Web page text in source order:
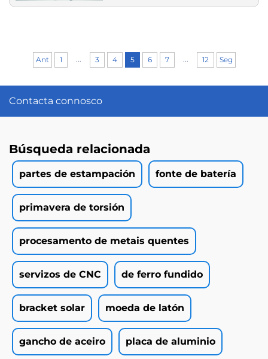
Ant 1 ... 3 4 5 6 7 ... 12 Seg
Contacta connosco
Búsqueda relacionada
partes de estampación fonte de batería
primavera de torsión
procesamento de metais quentes
servizos de CNC de ferro fundido
bracket solar moeda de latón
gancho de aceiro placa de aluminio